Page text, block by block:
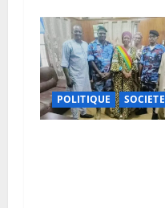
POLITIQUE SOCIETE